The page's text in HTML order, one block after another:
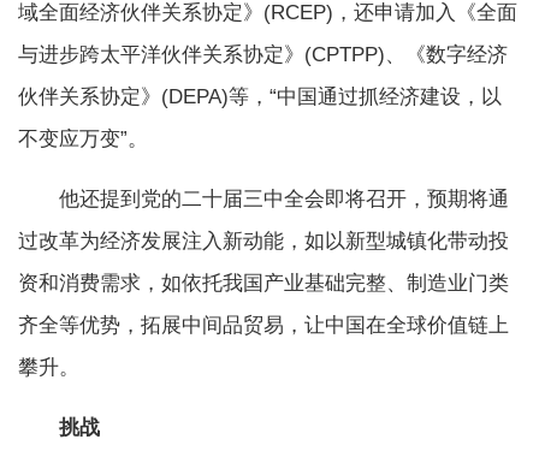
域全面经济伙伴关系协定》(RCEP)，还申请加入《全面
与进步跨太平洋伙伴关系协定》(CPTPP)、《数字经济
伙伴关系协定》(DEPA)等，“中国通过抓经济建设，以
不变应万变”。
他还提到党的二十届三中全会即将召开，预期将通
过改革为经济发展注入新动能，如以新型城镇化带动投
资和消费需求，如依托我国产业基础完整、制造业门类
齐全等优势，拓展中间品贸易，让中国在全球价值链上
攀升。
挑战